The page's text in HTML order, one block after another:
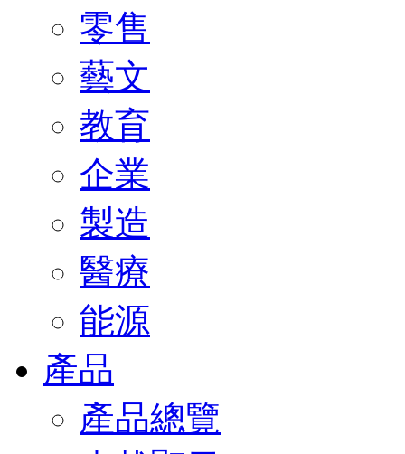
零售
藝文
教育
企業
製造
醫療
能源
產品
產品總覽